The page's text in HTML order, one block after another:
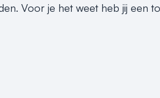
Voor je het weet heb jij een